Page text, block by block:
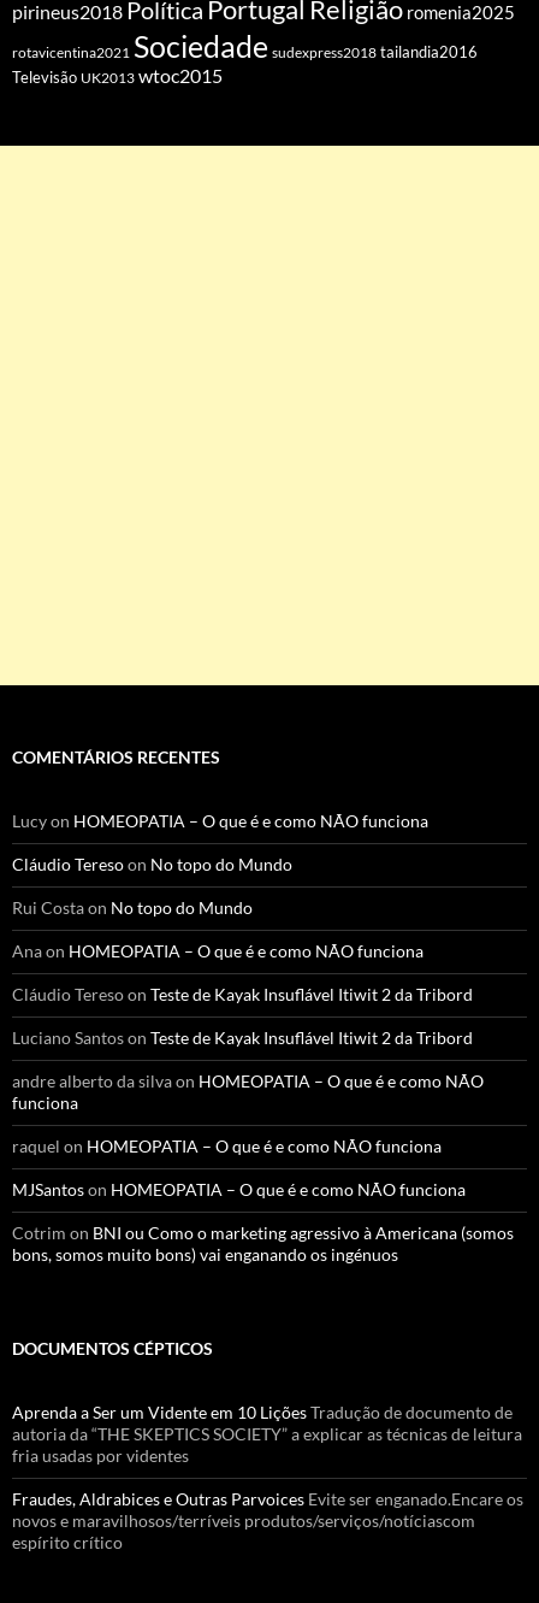
pirineus2018 Política Portugal Religião romenia2025
rotavicentina2021 Sociedade sudexpress2018 tailandia2016
Televisão UK2013 wtoc2015
COMENTÁRIOS RECENTES
Lucyon HOMEOPATIA – O que é e como NÃO funciona
Cláudio Teresoon No topo do Mundo
Rui Costaon No topo do Mundo
Anaon HOMEOPATIA – O que é e como NÃO funciona
Cláudio Teresoon Teste de Kayak Insuflável Itiwit 2 da Tribord
Luciano Santoson Teste de Kayak Insuflável Itiwit 2 da Tribord
andre alberto da silvaon HOMEOPATIA – O que é e como NÃO
funciona
raquel on HOMEOPATIA – O que é e como NÃO funciona
MJSantoson HOMEOPATIA – O que é e como NÃO funciona
Cotrim on BNI ou Como o marketing agressivo à Americana (somos
bons, somos muito bons) vai enganando os ingénuos
DOCUMENTOS CÉPTICOS
Aprenda a Ser um Vidente em 10 LiçõesTradução de documento de
autoria da “THE SKEPTICS SOCIETY” a explicar as técnicas de leitura
fria usadas por videntes
Fraudes, Aldrabices e Outras Parvoices Evite ser enganado.Encare os
novos e maravilhosos/terríveis produtos/serviços/notíciascom
espírito crítico